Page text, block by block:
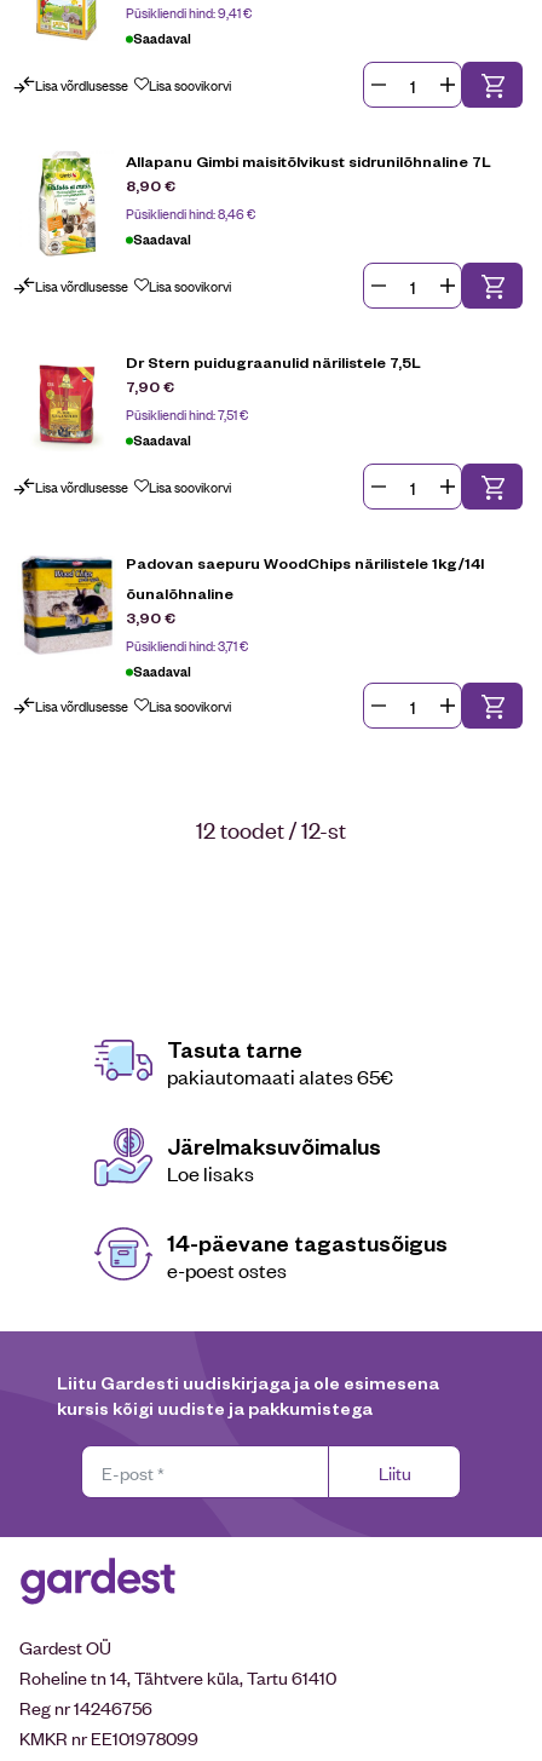
Püsikliendi hind:9,41€
Saadaval
Lisa võrdlusesse Lisa soovikorvi
Allapanu Gimbi maisitõlvikust sidrunilõhnaline 7L
8,90€
Püsikliendi hind:8,46€
Saadaval
Lisa võrdlusesse Lisa soovikorvi
Dr Stern puidugraanulid närilistele 7,5L
7,90€
Püsikliendi hind:7,51€
Saadaval
Lisa võrdlusesse Lisa soovikorvi
Padovan saepuru WoodChips närilistele 1kg/14l
õunalõhnaline
3,90€
Püsikliendi hind:3,71€
Saadaval
Lisa võrdlusesse Lisa soovikorvi
12 toodet / 12-st
Tasuta tarne
pakiautomaati alates 65€
Järelmaksuvõimalus
Loe lisaks
14-päevane tagastusõigus
e-poest ostes
Liitu Gardesti uudiskirjaga ja ole esimesena
kursis kõigi uudiste ja pakkumistega
Liitu
Gardest OÜ
Roheline tn 14, Tähtvere küla, Tartu 61410
Reg nr 14246756
KMKR nr EE101978099